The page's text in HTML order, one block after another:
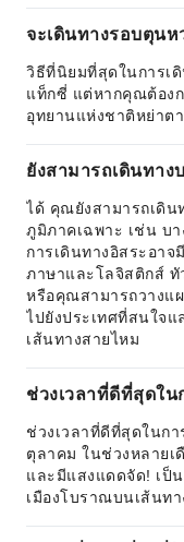
จะเดินทางรอบตุนห
วิธีที่นิยมที่สุดในการเ
แท็กซี่ แต่หากคุณต้องก
อุทยานแห่งชาติหย่าต
ยังสามารถเดินทาง
ได้ คุณยังสามารถเดิน
ภูมิภาคเฉพาะ เช่น บ
การเดินทางอิสระอา
ภาษาและโลจิสติกส์ ทั
หรือคุณสามารถวางแ
ไปยังประเทศที่สนใจแ
เส้นทางสายไหม
ช่วงเวลาที่ดีที่สุดใ
ช่วงเวลาที่ดีที่สุดในก
ตุลาคม ในช่วงหลายเ
และมีแสงแดดจัด! เป็
เมืองโบราณบนเส้นท